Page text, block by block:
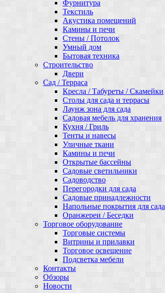
Фурнитура
Текстиль
Акустика помещений
Камины и печи
Стены / Потолок
Умный дом
Бытовая техника
Строительство
Двери
Сад / Терраса
Кресла / Табуреты / Скамейки
Столы для сада и террасы
Лаунж зона для сада
Садовая мебель для хранения
Кухня / Гриль
Тенты и навесы
Уличные ткани
Камины и печи
Открытые бассейны
Садовые светильники
Садоводство
Перегородки для сада
Садовые принадлежности
Напольные покрытия для сада
Оранжереи / Беседки
Торговое оборудование
Торговые системы
Витрины и прилавки
Торговое освещение
Подсветка мебели
Контакты
Обзоры
Новости